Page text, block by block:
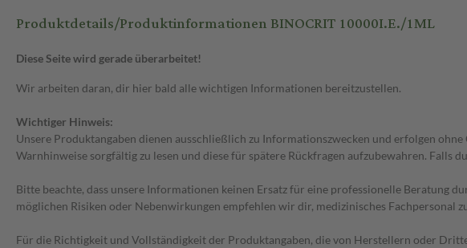
Produktdetails/Produktinformationen BINOCRIT 10000I.E./1ML
Diese Seite wird gerade überarbeitet!
Wir arbeiten daran, dir hier bald alle wichtigen Informationen bereitzustellen.
Wichtiger Hinweis:
Unsere Produktangaben dienen ausschließlich zu Informationszwecken und erfolgen
Warnhinweise sorgfältig zu lesen und diese für spätere Rückfragen aufzubewahren. Falls
Bitte beachte, dass unsere Informationen keinen Ersatz für eine professionelle Beratung
möglichen Risiken oder Nebenwirkungen empfehlen wir dir, medizinisches Fachpersonal
Für die Richtigkeit und Vollständigkeit der Produktangaben, die von Herstellern oder